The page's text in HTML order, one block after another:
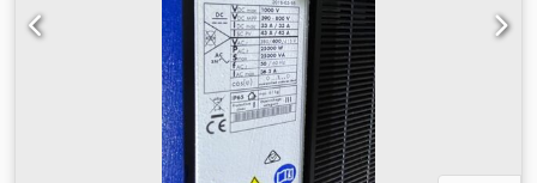
de aproximadamente 500 kW AC y una tensión de salida
de 400 V trifásica. Los inversores incorporan seguidores
MPPT, monitorización de strings, comunicaciones
PLC/Modbus y protecciones integradas en corriente
continua y alterna. La planta dispone de un contador
ITRON encargado del control del vertido cero, configurado
por razones administrativas para evitar la inyección de